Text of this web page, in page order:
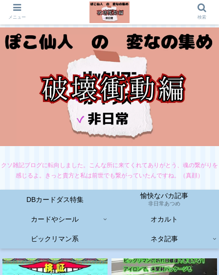
クソ雑記ブログに転向しました。こんな所に来てくれてありがとう、魂の繋がりを
感じるよ。きっと貴方と私は前世でも繋がっていたんですね。（真顔）
DBカードダス特集 愉快なバカ記事
非日常あつめ
カードやシール オカルト
ビックリマン系 ネタ記事
メニュー 検索